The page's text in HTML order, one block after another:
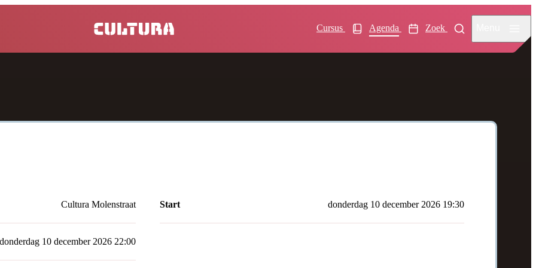
Cursus Agenda Zoek
home
Cultura Molenstraat Start donderdag 10 december 2026 19:30
donderdag 10 december 2026 22:00